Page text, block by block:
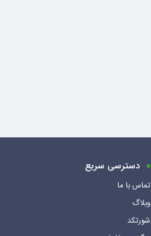
دسترسی سریع
تماس با ما
وبلاگ
شورتکد